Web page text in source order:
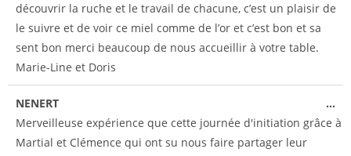
découvrir la ruche et le travail de chacune, c’est un plaisir de
le suivre et de voir ce miel comme de l’or et c’est bon et sa
sent bon merci beaucoup de nous accueillir à votre table.
Marie-Line et Doris
NENERT
Merveilleuse expérience que cette journée d'initiation grâce à
Martial et Clémence qui ont su nous faire partager leur
...